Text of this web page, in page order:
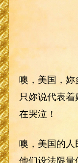
噢，美国，
只妳说代表
在哭泣！
噢，美国的人
他们设法限量